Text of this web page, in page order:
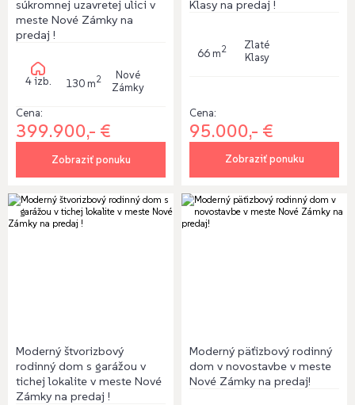
súkromnej uzavretej ulici v
meste Nové Zámky na
predaj !
4 izb. 130 m2
Nové
Zámky
Cena:
399.900,- €
Zobraziť ponuku
Klasy na predaj !
66 m2
Zlaté
Klasy
Cena:
95.000,- €
Zobraziť ponuku
Moderný štvorizbový
rodinný dom s garážou v
tichej lokalite v meste Nové
Zámky na predaj !
Moderný päťizbový rodinný
dom v novostavbe v meste
Nové Zámky na predaj!